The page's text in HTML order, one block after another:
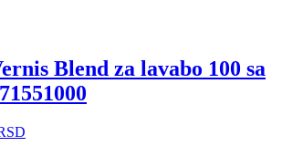
Blend za lavabo 100 sa